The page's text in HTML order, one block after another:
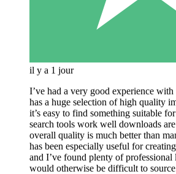
il y a 1 jour
I’ve had a very good experience
has a huge selection of high quality
it’s easy to find something suitable
search tools work well downloads
overall quality is much better than
has been especially useful for
and I’ve found plenty of
would otherwise be difficult to